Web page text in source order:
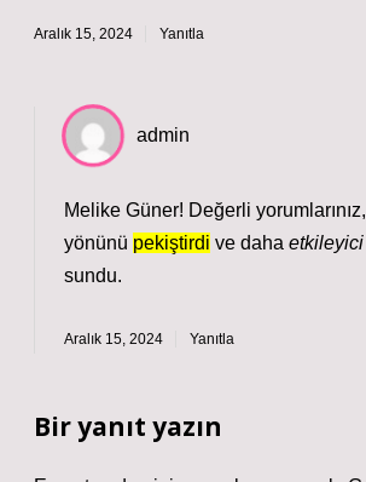
Aralık 15, 2024 Yanıtla
admin
Melike Güner! Değerli
yönünü pekiştirdi ve daha etkileyici
sundu.
Aralık 15, 2024 Yanıtla
Bir yanıt yazın